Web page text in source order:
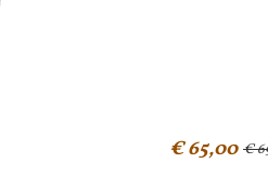
€ 65,00 €